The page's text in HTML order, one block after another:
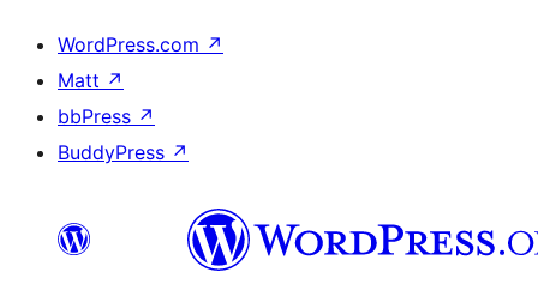
WordPress.com ↗
Matt ↗
bbPress ↗
BuddyPress ↗